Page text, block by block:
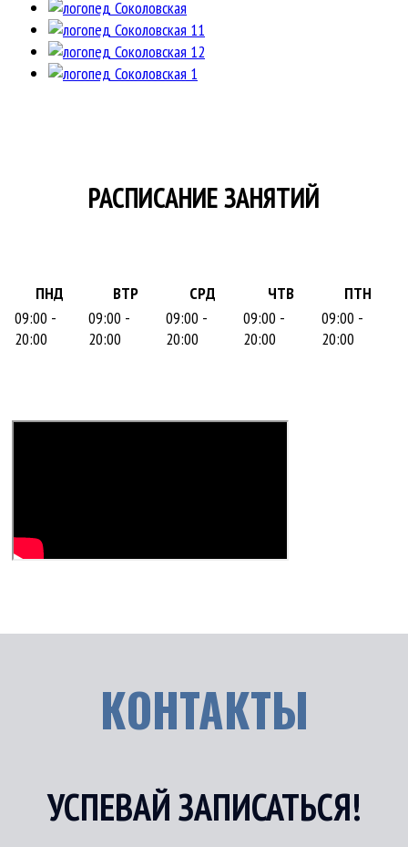
РАСПИСАНИЕ ЗАНЯТИЙ
ПНД ВТР СРД ЧТВ
ПТН
09:00 -
20:00
09:00 -
20:00
09:00 -
20:00
09:00 -
20:00
09:00 -
20:00
КОНТАКТЫ
УСПЕВАЙ ЗАПИСАТЬСЯ!